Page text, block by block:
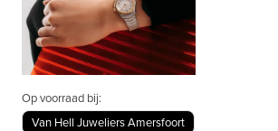
Op voorraad bij:
Van Hell Juweliers Amersfoort